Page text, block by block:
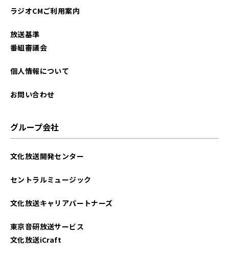
2025年07月
2025年04月
ラジオCMご利用案内
放送基準
番組審議会
個人情報について
お問い合わせ
グループ会社
文化放送開発センター
セントラルミュージック
文化放送キャリアパートナーズ
東京音研放送サービス
文化放送iCraft